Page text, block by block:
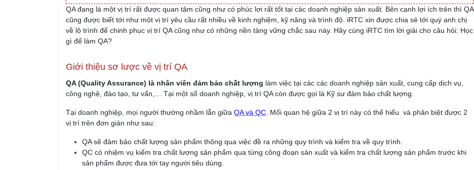
QA đang là một vị trí rất được quan tâm cũng như có phúc lợi rất tốt tại các doanh nghiệp sản xuất. Bên cạnh lợi ích trên thì QA
cũng được biết tới như một vị trí yêu cầu rất nhiều về kinh nghiệm, kỹ năng và trình độ. iRTC xin được chia sẻ tới quý anh chị
về lộ trình để chinh phục vị trí QA cũng như có những nền tảng vững chắc sau này. Hãy cùng iRTC tìm lời giải cho câu hỏi: Học
gì để làm QA?
Giới thiệu sơ lược về vị trí QA
QA (Quality Assurance) là nhân viên đảm bảo chất lượng làm việc tại các các doanh nghiệp sản xuất, cung cấp dịch vụ,
công nghệ, đào tạo, tư vấn,… Tại một số doanh nghiệp, vị trí QA còn được gọi là Kỹ sư đảm bảo chất lượng.
Tại doanh nghiệp, mọi người thường nhầm lẫn giữa QA và QC . Mối quan hệ giữa 2 vị trí này có thể hiểu và phân biệt được 2
vị trí trên đơn giản như sau:
QA sẽ đảm bảo chất lượng sản phẩm thông qua việc đề ra những quy trình và kiểm tra về quy trình.
QC có nhiệm vụ kiểm tra chất lượng sản phẩm qua từng công đoạn sản xuất và kiểm tra chất lượng sản phẩm trước khi
sản phẩm được đưa tới tay người tiêu dùng.